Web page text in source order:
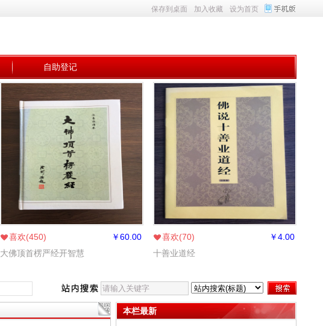
保存到桌面 加入收藏 设为首页
自助登记
￥60.00
喜欢(450)
大佛顶首楞严经开智慧
￥4.00
喜欢(70)
十善业道经
本栏最新